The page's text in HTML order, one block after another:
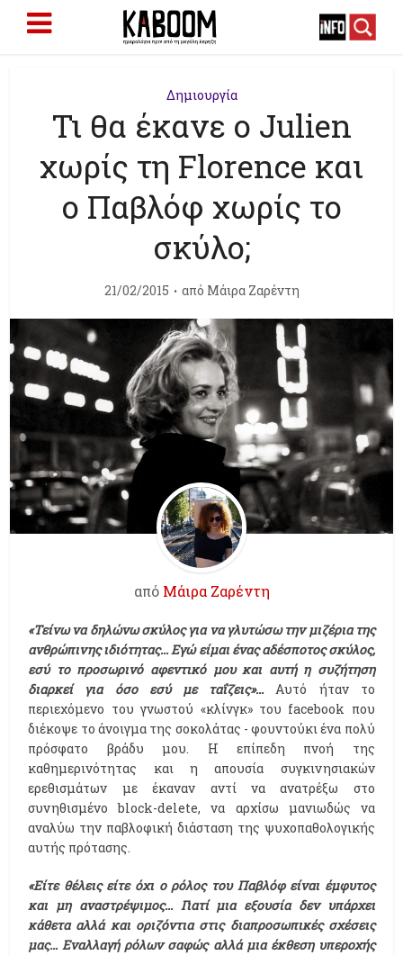
Δημιουργία
Τι θα έκανε ο Julien
χωρίς τη Florence και
ο Παβλόφ χωρίς το
σκύλο;
21/02/2015 από Μάιρα Ζαρέντη
από Μάιρα Ζαρέντη
«Τείνω να δηλώνω σκύλος για να γλυτώσω την μιζέρια της
ανθρώπινης ιδιότητας... Εγώ είμαι ένας αδέσποτος σκύλος,
εσύ το προσωρινό αφεντικό μου και αυτή η συζήτηση
διαρκεί για όσο εσύ με ταΐζεις»...Αυτό ήταν το
περιεχόμενο του γνωστού «κλίνγκ» του facebook που
διέκοψε το άνοιγμα της σοκολάτας - φουντούκι ένα πολύ
πρόσφατο βράδυ μου. Η επίπεδη πνοή της
καθημερινότητας και η απουσία συγκινησιακών
ερεθισμάτων με έκαναν αντί να ανατρέξω στο
συνηθισμένο block-delete, να αρχίσω μανιωδώς να
αναλύω την παβλοφική διάσταση της ψυχοπαθολογικής
αυτής πρότασης.
«Είτε θέλεις είτε όχι ο ρόλος του Παβλόφ είναι έμφυτος
και μη αναστρέψιμος... Γιατί μια εξουσία δεν υπάρχει
κάθετα αλλά και οριζόντια στις διαπροσωπικές σχέσεις
μας… Εναλλαγή ρόλων σαφώς αλλά μια έκθεση υπεροχής